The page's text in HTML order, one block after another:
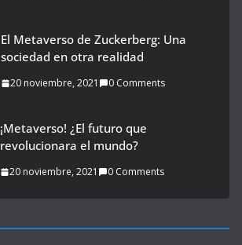
El Metaverso de Zuckerberg: Una
sociedad en otra realidad
20 noviembre, 2021 0 Comments
¡Metaverso! ¿El futuro que
revolucionara el mundo?
20 noviembre, 2021 0 Comments